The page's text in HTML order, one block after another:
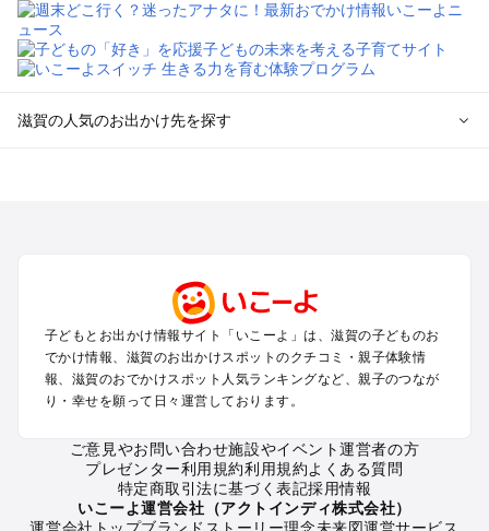
滋賀の人気のお出かけ先を探す
信楽・甲賀のプールお出かけ
湖西（琵琶湖）のプールお出かけ
雄琴・堅田のプールお出かけ
滋賀の定番お出かけスポット
滋賀の動物園
滋賀のバーベキュー
滋賀の釣り
子どもとお出かけ情報サイト「いこーよ」は、滋賀の子どものお
でかけ情報、滋賀のお出かけスポットのクチコミ・親子体験情
報、滋賀のおでかけスポット人気ランキングなど、親子のつなが
り・幸せを願って日々運営しております。
ご意見やお問い合わせ施設やイベント運営者の方
プレゼンター利用規約利用規約よくある質問
特定商取引法に基づく表記採用情報
いこーよ運営会社（アクトインディ株式会社）